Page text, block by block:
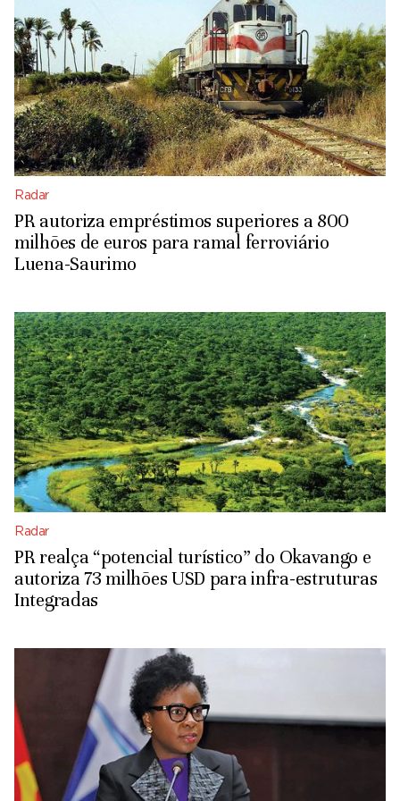
Radar
PR autoriza empréstimos superiores a 800
milhões de euros para ramal ferroviário
Luena-Saurimo
Radar
PR realça “potencial turístico” do Okavango e
autoriza 73 milhões USD para infra-estruturas
Integradas